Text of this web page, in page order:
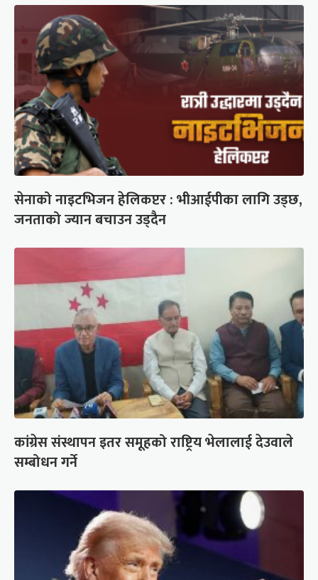
सेनाको नाइटभिजन हेलिकप्टर : भीआईपीका लागि उड्छ,
जनताको ज्यान बचाउन उड्दैन
कांग्रेस संस्थापन इतर समूहको राष्ट्रिय भेलालाई देउवाले
सम्बोधन गर्ने